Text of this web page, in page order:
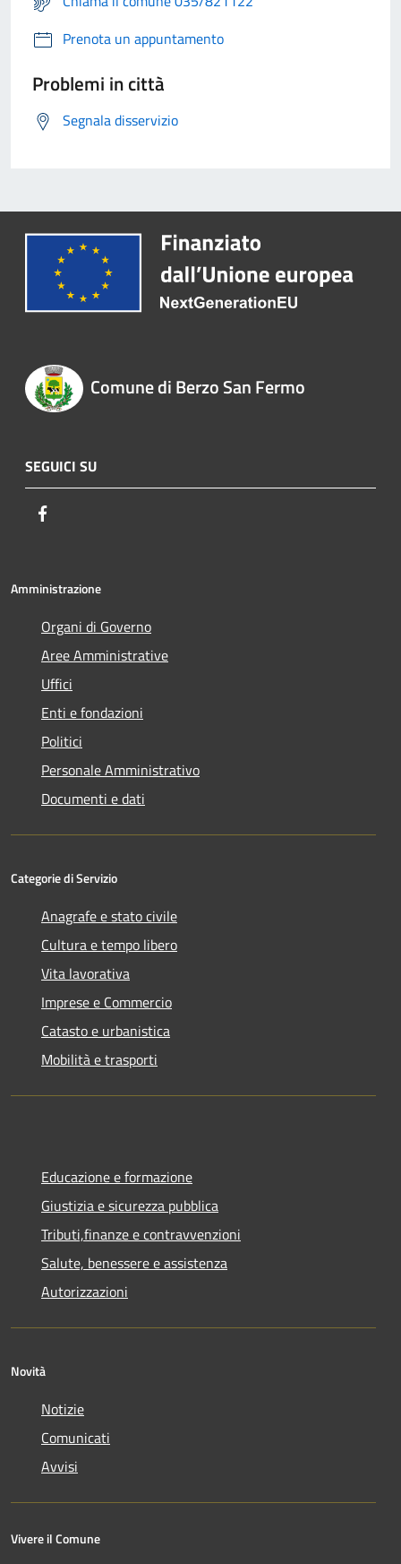
Prenota un appuntamento
Problemi in città
Segnala disservizio
Comune di Berzo San Fermo
SEGUICI SU
Amministrazione
Organi di Governo
Aree Amministrative
Uffici
Enti e fondazioni
Politici
Personale Amministrativo
Documenti e dati
Categorie di Servizio
Anagrafe e stato civile
Cultura e tempo libero
Vita lavorativa
Imprese e Commercio
Catasto e urbanistica
Mobilità e trasporti
Educazione e formazione
Giustizia e sicurezza pubblica
Tributi,finanze e contravvenzioni
Salute, benessere e assistenza
Autorizzazioni
Novità
Notizie
Comunicati
Avvisi
Vivere il Comune